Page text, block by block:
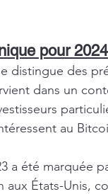
pour 2024
distingue des
dans un
au
a été marquée
aux États-Unis,